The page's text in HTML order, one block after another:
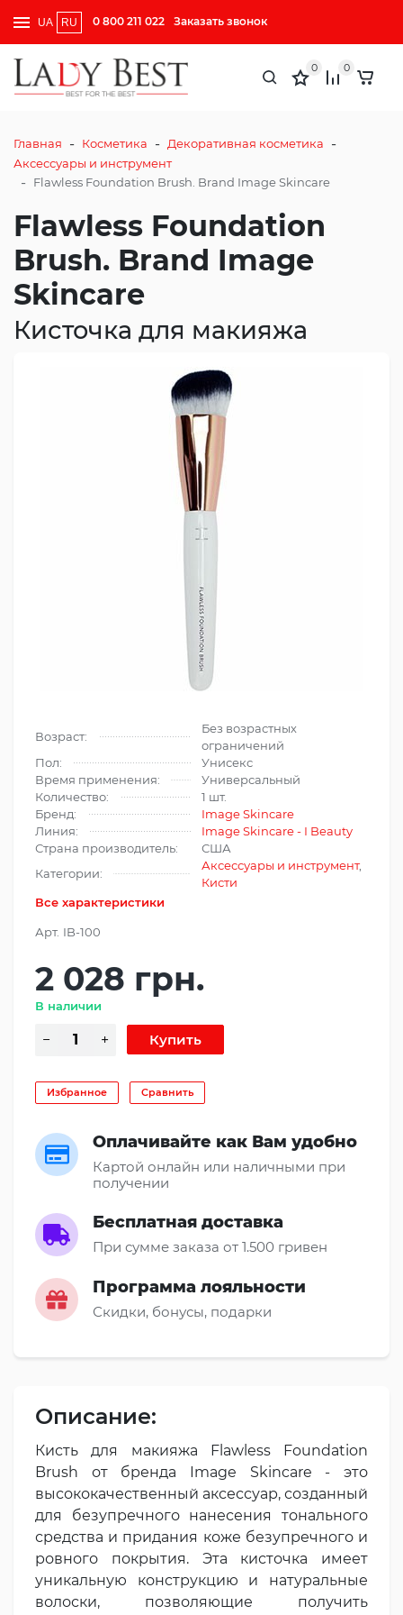
UA RU 0 800 211 022 Заказать звонок
0 0
Главная - Косметика - Декоративная косметика -
Аксессуары и инструмент
- Flawless Foundation Brush. Brand Image Skincare
Flawless Foundation
Brush. Brand Image
Skincare
Кисточка для макияжа
Возраст:
Без возрастных
ограничений
Пол:
Унисекс
Время применения:
Универсальный
Количество:
1 шт.
Бренд:
Image Skincare
Линия:
Image Skincare - I Beauty
Страна производитель:
США
Категории:
Аксессуары и инструмент,
Кисти
Все характеристики
Арт. IB-100
2 028 грн.
В наличии
Избранное Сравнить
Оплачивайте как Вам удобно
Картой онлайн или наличными при
получении
Бесплатная доставка
При сумме заказа от 1.500 гривен
Программа лояльности
Скидки, бонусы, подарки
Описание:
Кисть для макияжа Flawless Foundation
Brush от бренда Image Skincare - это
высококачественный аксессуар, созданный
для безупречного нанесения тонального
средства и придания коже безупречного и
ровного покрытия. Эта кисточка имеет
уникальную конструкцию и натуральные
волоски, позволяющие получить